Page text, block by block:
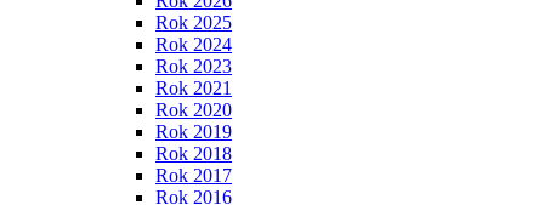
Rok 2025
Rok 2024
Rok 2023
Rok 2021
Rok 2020
Rok 2019
Rok 2018
Rok 2017
Rok 2016